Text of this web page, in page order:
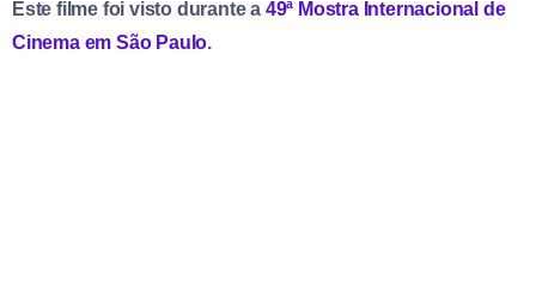
Este filme foi visto durante a 49ª Mostra Internacional de
Cinema em São Paulo.